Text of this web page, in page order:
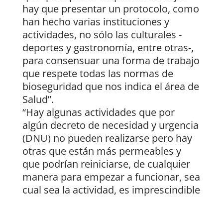
hay que presentar un protocolo, como
han hecho varias instituciones y
actividades, no sólo las culturales -
deportes y gastronomía, entre otras-,
para consensuar una forma de trabajo
que respete todas las normas de
bioseguridad que nos indica el área de
Salud”.
“Hay algunas actividades que por
algún decreto de necesidad y urgencia
(DNU) no pueden realizarse pero hay
otras que están más permeables y
que podrían reiniciarse, de cualquier
manera para empezar a funcionar, sea
cual sea la actividad, es imprescindible